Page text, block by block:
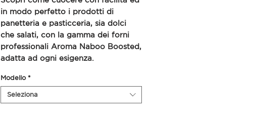
in modo perfetto i prodotti di
panetteria e pasticceria, sia dolci
che salati, con la gamma dei forni
professionali Aroma Naboo Boosted,
adatta ad ogni esigenza.
Modello *
Seleziona